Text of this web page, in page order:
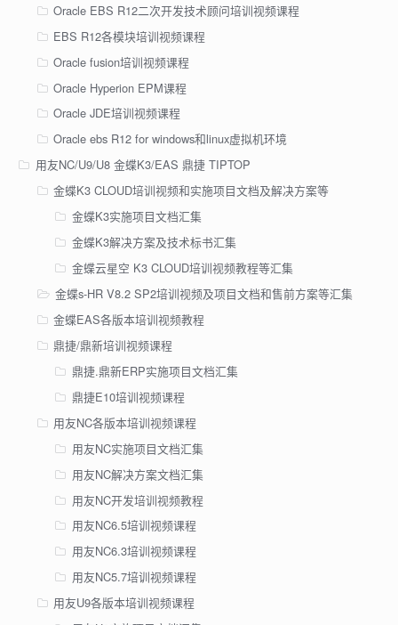
Oracle EBS R12二次开发技术顾问培训视频课程
EBS R12各模块培训视频课程
Oracle fusion培训视频课程
Oracle Hyperion EPM课程
Oracle JDE培训视频课程
Oracle ebs R12 for windows和linux虚拟机环境
用友NC/U9/U8 金蝶K3/EAS 鼎捷 TIPTOP
金蝶K3 CLOUD培训视频和实施项目文档及解决方案等
金蝶K3实施项目文档汇集
金蝶K3解决方案及技术标书汇集
金蝶云星空 K3 CLOUD培训视频教程等汇集
金蝶s-HR V8.2 SP2培训视频及项目文档和售前方案等汇集
金蝶EAS各版本培训视频教程
鼎捷/鼎新培训视频课程
鼎捷.鼎新ERP实施项目文档汇集
鼎捷E10培训视频课程
用友NC各版本培训视频课程
用友NC实施项目文档汇集
用友NC解决方案文档汇集
用友NC开发培训视频教程
用友NC6.5培训视频课程
用友NC6.3培训视频课程
用友NC5.7培训视频课程
用友U9各版本培训视频课程